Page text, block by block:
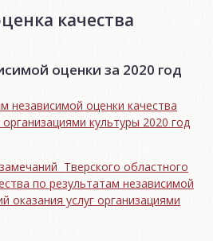
качества
оценки за 2020 год
независимой оценки качества
организациями культуры 2020 год
Тверского областного
по результатам независимой
оказания услуг организациями